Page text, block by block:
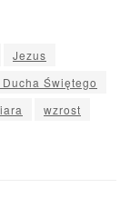
Jezus
Świętego
wzrost